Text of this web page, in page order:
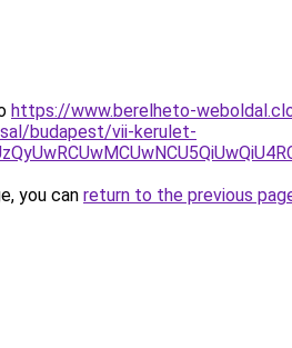
https://www.berelheto-
budapest/vii-kerulet-
you can return to the previous